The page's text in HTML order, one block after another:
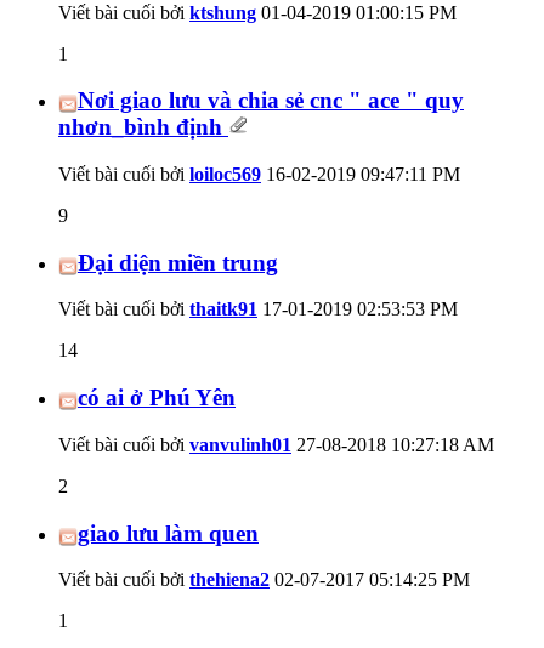
Viết bài cuối bởi ktshung 01-04-2019 01:00:15 PM
1
Nơi giao lưu và chia sẻ cnc " ace " quy
nhơn_bình định
Viết bài cuối bởi loiloc569 16-02-2019 09:47:11 PM
9
Đại diện miền trung
Viết bài cuối bởi thaitk91 17-01-2019 02:53:53 PM
14
có ai ở Phú Yên
Viết bài cuối bởi vanvulinh01 27-08-2018 10:27:18 AM
2
giao lưu làm quen
Viết bài cuối bởi thehiena2 02-07-2017 05:14:25 PM
1